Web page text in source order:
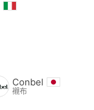
Conbel
襯布